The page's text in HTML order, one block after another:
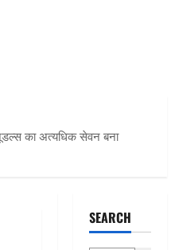
का अत्यधिक सेवन बना
SEARCH